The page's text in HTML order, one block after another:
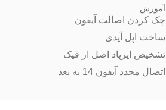
آموزش
چک کردن اصالت آیفون
ساخت اپل آیدی
تشخیص ایرپاد اصل از فیک
اتصال مجدد آیفون 14 به بعد